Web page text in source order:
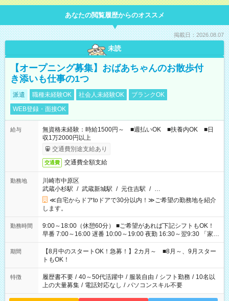
あなたの閲覧履歴からのオススメ
掲載日：2026.08.07
未読
【オープニング募集】おばあちゃんのお散歩付
き添いも仕事の1つ
派遣 職種未経験OK 社会人未経験OK
ブランクOK
WEB登録・面接OK
給与
無資格未経験：時給1500円～ ■週払いOK ■扶養内OK ■日
収1万2000円以上
交通費別途支給あり
交通費 交通費全額支給
勤務地
川崎市中原区
武蔵小杉駅 / 武蔵新城駅 / 元住吉駅 / …
≪自宅からドアtoドアで30分以内！≫ご希望の勤務地を紹介
します。
勤務時間
9:00～18:00（休憩60分） ■ご希望があれば下記シフトもOK！
早番 7:00～16:00 遅番 10:00～19:00 夜勤 16:30～翌9:30 「家族
と休みを合わせたい」 「余裕を持って夕飯の準備がしたい」
「できれば残業はしたくない」 など、ご希望を教えてください
ね。 ※Wワーク希望の方へ 今ご覧のお仕事で希望する勤務時間
と、もう1つのお仕事の勤務時間。 合計で週40時間を超える場
合は応募できません。
期間
【8月中のスタートOK！急募！】2カ月～ ■8月～、9月スター
トもOK！
特徴 履歴書不要 / 40～50代活躍中 / 服装自由 / シフト勤務 / 10名以
上の大量募集 / 電話対応なし / パソコンスキル不要